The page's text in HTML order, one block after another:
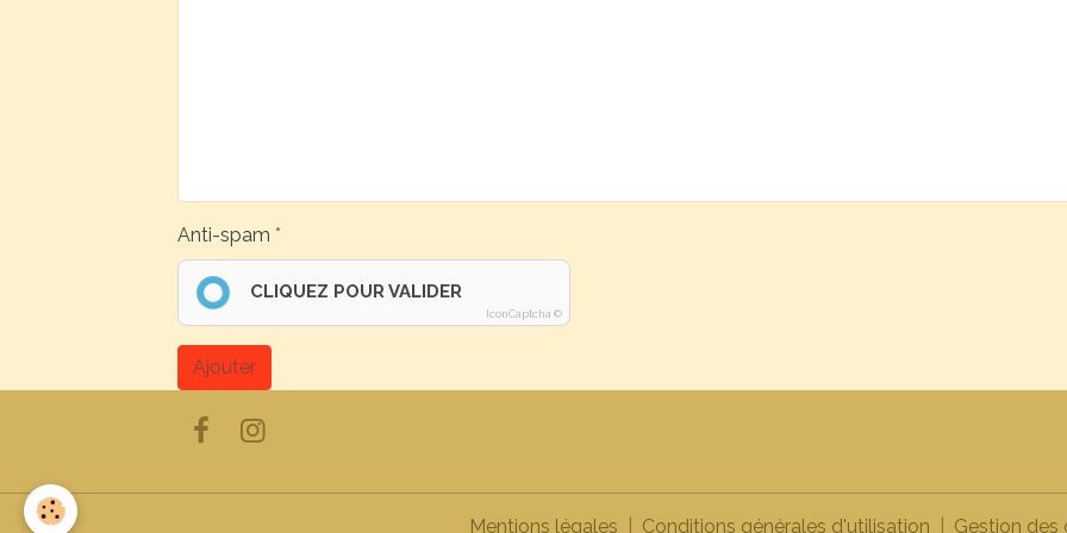
Anti-spam
CLIQUEZ POUR VALIDER
IconCaptcha ©
Ajouter
Mentions légales Conditions générales d'utilisation Gestion des